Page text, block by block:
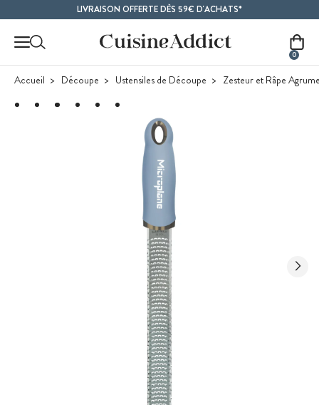
LIVRAISON OFFERTE DÈS 59€ D'ACHATS*
0
Accueil Découpe Ustensiles de Découpe Zesteur et Râpe